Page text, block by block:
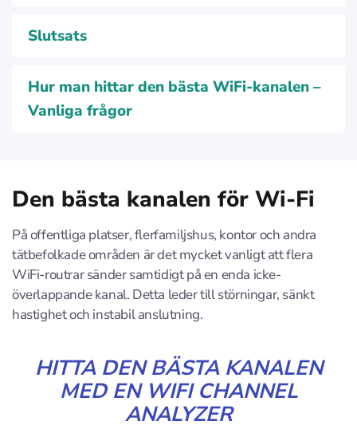
Slutsats
Hur man hittar den bästa WiFi-kanalen –
Vanliga frågor
Den bästa kanalen för Wi-Fi
På offentliga platser, flerfamiljshus, kontor och andra
tätbefolkade områden är det mycket vanligt att flera
WiFi-routrar sänder samtidigt på en enda icke-
överlappande kanal. Detta leder till störningar, sänkt
hastighet och instabil anslutning.
HITTA DEN BÄSTA KANALEN
MED EN WIFI CHANNEL
ANALYZER